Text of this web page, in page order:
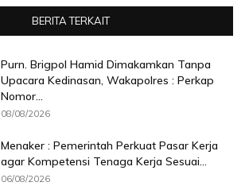
BERITA TERKAIT
Purn. Brigpol Hamid Dimakamkan Tanpa
Upacara Kedinasan, Wakapolres : Perkap
Nomor...
08/08/2026
Menaker : Pemerintah Perkuat Pasar Kerja
agar Kompetensi Tenaga Kerja Sesuai...
06/08/2026